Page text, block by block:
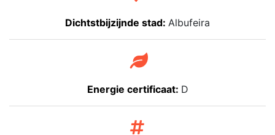
Dichtstbijzijnde stad: Albufeira
Energie certificaat: D